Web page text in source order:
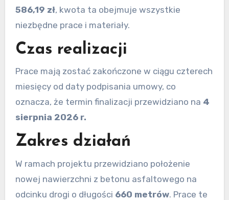
586,19 zł, kwota ta obejmuje wszystkie
niezbędne prace i materiały.
Czas realizacji
Prace mają zostać zakończone w ciągu czterech
miesięcy od daty podpisania umowy, co
oznacza, że termin finalizacji przewidziano na 4
sierpnia 2026 r.
Zakres działań
W ramach projektu przewidziano położenie
nowej nawierzchni z betonu asfaltowego na
odcinku drogi o długości 660 metrów. Prace te